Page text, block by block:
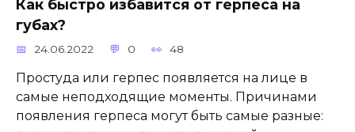
Как быстро избавится от герпеса на
губах?
24.06.2022 0 48
Простуда или герпес появляется на лице в
самые неподходящие моменты. Причинами
появления герпеса могут быть самые разные: